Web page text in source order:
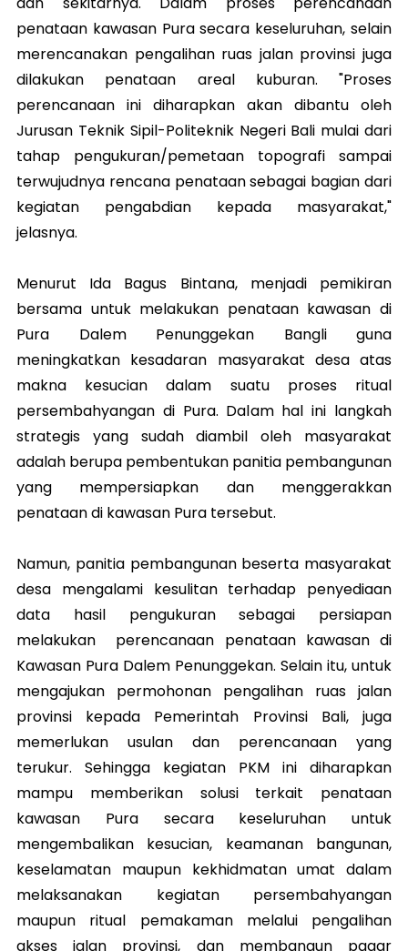
penataan kawasan Pura secara keseluruhan, selain
merencanakan pengalihan ruas jalan provinsi juga
dilakukan penataan areal kuburan. "Proses
perencanaan ini diharapkan akan dibantu oleh
Jurusan Teknik Sipil-Politeknik Negeri Bali mulai dari
tahap pengukuran/pemetaan topografi sampai
terwujudnya rencana penataan sebagai bagian dari
kegiatan pengabdian kepada masyarakat,"
jelasnya.
Menurut Ida Bagus Bintana, menjadi pemikiran
bersama untuk melakukan penataan kawasan di
Pura Dalem Penunggekan Bangli guna
meningkatkan kesadaran masyarakat desa atas
makna kesucian dalam suatu proses ritual
persembahyangan di Pura. Dalam hal ini langkah
strategis yang sudah diambil oleh masyarakat
adalah berupa pembentukan panitia pembangunan
yang mempersiapkan dan menggerakkan
penataan di kawasan Pura tersebut.
Namun, panitia pembangunan beserta masyarakat
desa mengalami kesulitan terhadap penyediaan
data hasil pengukuran sebagai persiapan
melakukan perencanaan penataan kawasan di
Kawasan Pura Dalem Penunggekan. Selain itu, untuk
mengajukan permohonan pengalihan ruas jalan
provinsi kepada Pemerintah Provinsi Bali, juga
memerlukan usulan dan perencanaan yang
terukur. Sehingga kegiatan PKM ini diharapkan
mampu memberikan solusi terkait penataan
kawasan Pura secara keseluruhan untuk
mengembalikan kesucian, keamanan bangunan,
keselamatan maupun kekhidmatan umat dalam
melaksanakan kegiatan persembahyangan
maupun ritual pemakaman melalui pengalihan
akses jalan provinsi, dan membangun pagar